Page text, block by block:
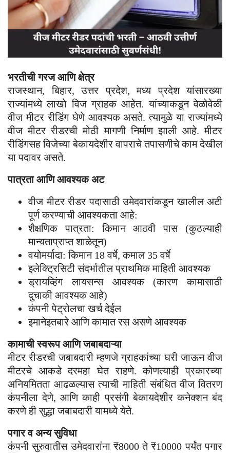
भरतीची गरज आणि क्षेत्र
राजस्थान, बिहार, उत्तर प्रदेश, मध्य प्रदेश यांसारख्या
राज्यांमध्ये लाखो विज ग्राहक आहेत. यांच्याकडून वेळोवेळी
वीज मीटर रीडिंग घेणे आवश्यक असते. त्यामुळे या राज्यांमध्ये
वीज मीटर रीडरची मोठी मागणी निर्माण झाली आहे. मीटर
रीडिंगसह विजेच्या बेकायदेशीर वापराचे तपासणीचे काम देखील
या पदावर असते.
पात्रता आणि आवश्यक अट
वीज मीटर रीडर पदासाठी उमेदवारांकडून खालील अटी
पूर्ण करण्याची आवश्यकता आहे:
शैक्षणिक पात्रता: किमान आठवी पास (कुठल्याही
मान्यताप्राप्त शाळेतून)
वयोमर्यादा: किमान 18 वर्षे, कमाल 35 वर्षे
इलेक्ट्रिसिटी संदर्भातील प्राथमिक माहिती आवश्यक
ड्रायव्हिंग लायसन्स आवश्यक (कारण कामासाठी
दुचाकी आवश्यक आहे)
कंपनी पेट्रोलचा खर्च देईल
इमानेइतबारे आणि कामात रस असणे आवश्यक
कामाची स्वरूप आणि जबाबदाऱ्या
मीटर रीडरची जबाबदारी म्हणजे ग्राहकांच्या घरी जाऊन वीज
मीटरचे आकडे दरमहा घेत राहणे. कोणत्याही प्रकारच्या
अनियमितता आढळल्यास त्याची माहिती संबंधित वीज वितरण
कंपनीला देणे, आणि काही प्रसंगी बेकायदेशीर कनेक्शन बंद
करणे ही सुद्धा जबाबदारी यामध्ये येते.
पगार व अन्य सुविधा
कंपनी सुरुवातीस उमेदवारांना ₹8000 ते ₹10000 पर्यंत पगार